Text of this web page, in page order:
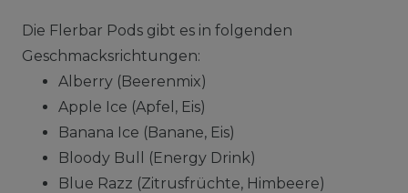
Die Flerbar Pods gibt es in folgenden
Geschmacksrichtungen:
Alberry (Beerenmix)
Apple Ice (Apfel, Eis)
Banana Ice (Banane, Eis)
Bloody Bull (Energy Drink)
Blue Razz (Zitrusfrüchte, Himbeere)